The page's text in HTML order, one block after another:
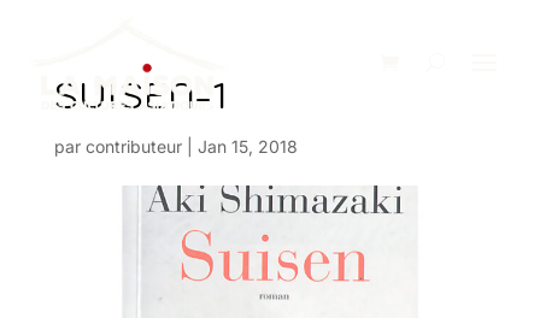
SUISEN-1
par contributeur| Jan 15, 2018